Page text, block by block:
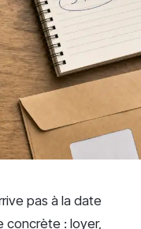
pas à la date
concrète : loyer,